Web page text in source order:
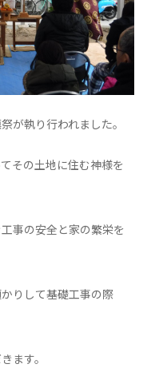
が執り行われました。
その土地に住む神様を
事の安全と家の繁栄を
りして基礎工事の際
ます。